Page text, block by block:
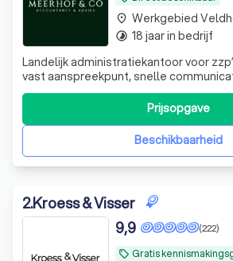
Landelijk administratiekantoor voor
vast aanspreekpunt, snelle
fiscaal en financieel advies.
Beschikbaarheid
Prijsopgave
place Werkgebied
timelapse 18 jaar in bedrijf
2.Kroess & Visser
local_offer Gratis
(222)
9,9